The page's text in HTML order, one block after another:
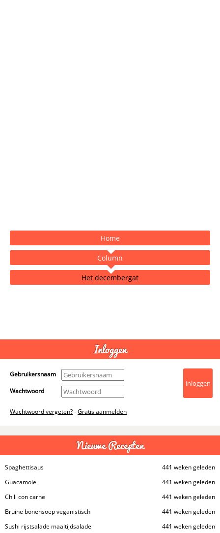
Home
Column
Het decembergat
- Advertentie - powered by
Inloggen
Gebruikersnaam
Wachtwoord
Wachtwoord vergeten?-Gratis aanmelden
Nieuwe Recepten
441 weken geleden
Spaghettisaus
441 weken geleden
Guacamole
441 weken geleden
Chili con carne
441 weken geleden
Bruine bonensoep veganistisch
441 weken geleden
Sushi rijstsalade maaltijdsalade